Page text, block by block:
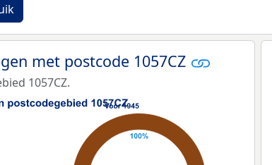
met postcode 1057CZ
1057CZ.